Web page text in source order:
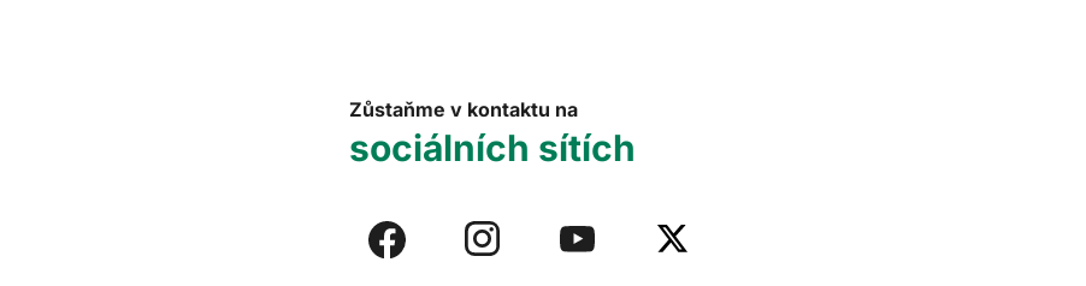
Zůstaňme v kontaktu na
sociálních sítích